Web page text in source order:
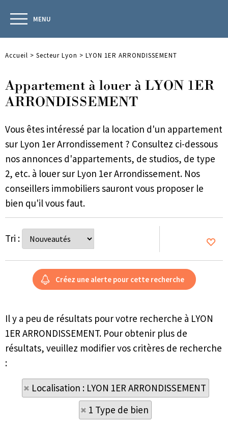
MENU
Accueil > Secteur Lyon > LYON 1ER ARRONDISSEMENT
Appartement à louer à LYON 1ER
ARRONDISSEMENT
Vous êtes intéressé par la location d'un appartement
sur Lyon 1er Arrondissement ? Consultez ci-dessous
nos annonces d'appartements, de studios, de type
2, etc. à louer sur Lyon 1er Arrondissement. Nos
conseillers immobiliers sauront vous proposer le
bien qu'il vous faut.
Tri :
Il y a peu de résultats pour votre recherche à LYON
1ER ARRONDISSEMENT. Pour obtenir plus de
résultats, veuillez modifier vos critères de recherche
:
Localisation : LYON 1ER ARRONDISSEMENT
1 Type de bien